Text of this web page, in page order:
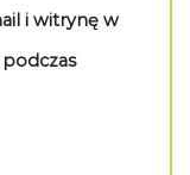
i witrynę w